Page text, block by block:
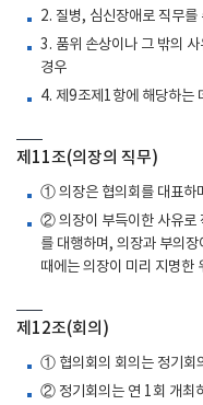
2. 질병, 심신장애로 직무를
3. 품위 손상이나 그 밖의
경우
4. 제9조제1항에 해당하는
제11조(의장의 직무)
① 의장은 협의회를 대표하
② 의장이 부득이한 사유로
를 대행하며, 의장과 부의
때에는 의장이 미리 지명한
제12조(회의)
① 협의회의 회의는 정기회
② 정기회의는 연 1회 개최